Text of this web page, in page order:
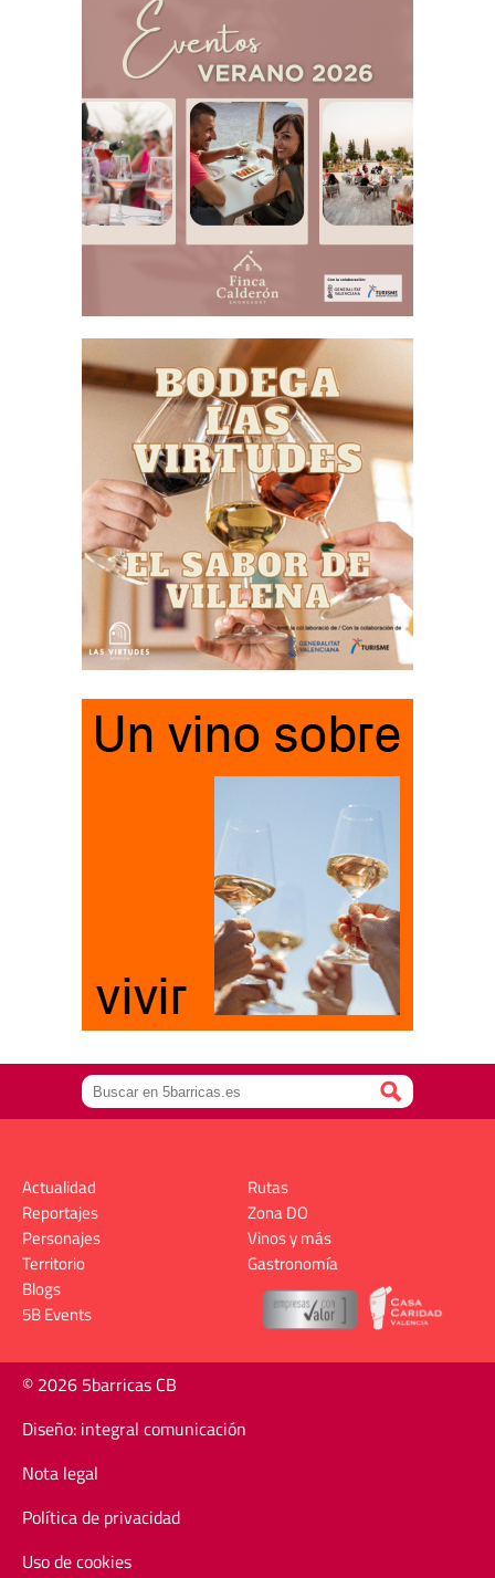
Actualidad
Reportajes
Personajes
Territorio
Rutas
Zona DO
Vinos y más
Gastronomía
Blogs
5B Events
© 2026 5barricas CB
Diseño: integral comunicación
Nota legal
Política de privacidad
Uso de cookies